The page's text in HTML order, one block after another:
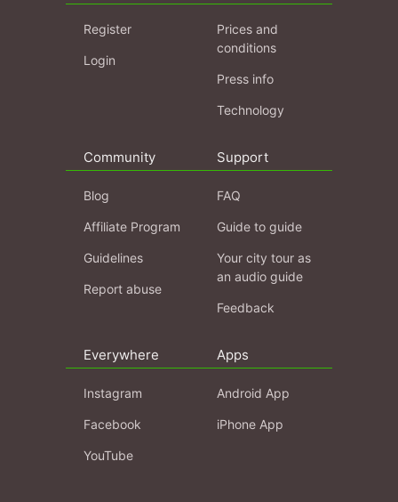
Register
Login
Prices and
conditions
Press info
Technology
Community
Blog
Affiliate Program
Guidelines
Report abuse
Support
FAQ
Guide to guide
Your city tour as
an audio guide
Feedback
Everywhere
Instagram
Facebook
YouTube
Apps
Android App
iPhone App